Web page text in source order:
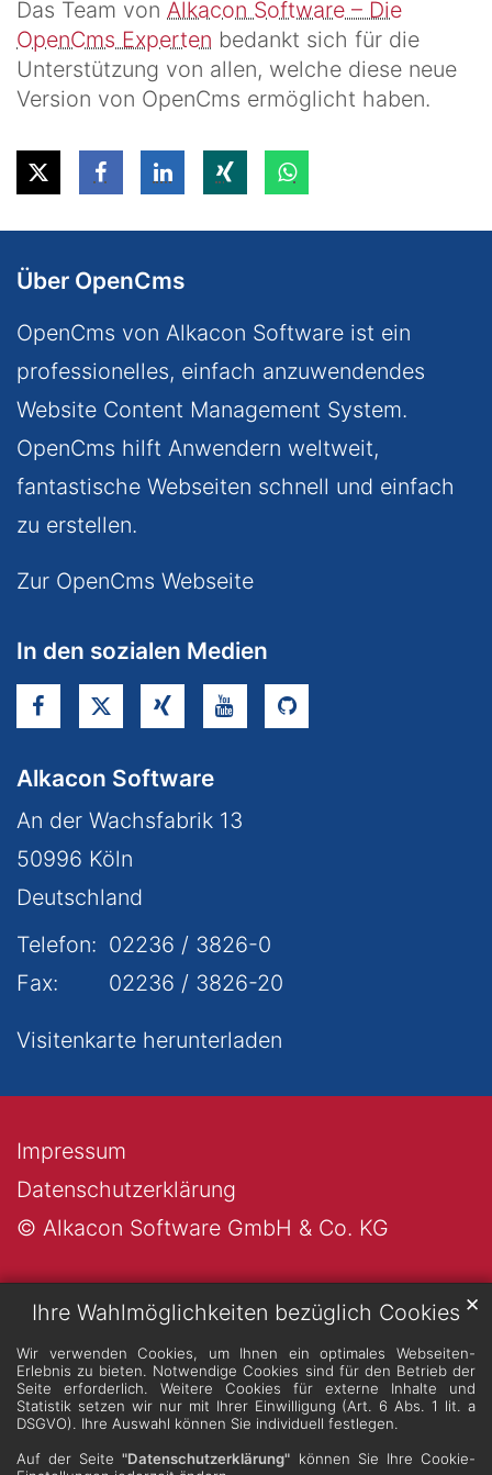
Ihre Wahlmöglichkeiten bezüglich Cookies
Wir verwenden Cookies, um Ihnen ein optimales Webseiten-
Erlebnis zu bieten. Notwendige Cookies sind für den Betrieb der
Seite erforderlich. Weitere Cookies für externe Inhalte und
Statistik setzen wir nur mit Ihrer Einwilligung (Art. 6 Abs. 1 lit. a
DSGVO). Ihre Auswahl können Sie individuell festlegen.
Auf der Seite"Datenschutzerklärung" können Sie Ihre Cookie-
✕
Das Team von Alkacon Software – Die
OpenCms Experten bedankt sich für die
Unterstützung von allen, welche diese neue
Version von OpenCms ermöglicht haben.
Über OpenCms
OpenCms von Alkacon Software ist ein
professionelles, einfach anzuwendendes
Website Content Management System.
OpenCms hilft Anwendern weltweit,
fantastische Webseiten schnell und einfach
zu erstellen.
Zur OpenCms Webseite
In den sozialen Medien
Alkacon Software
An der Wachsfabrik 13
50996 Köln
Deutschland
Telefon: 02236 / 3826-0
Fax:
02236 / 3826-20
Visitenkarte herunterladen
© Alkacon Software GmbH & Co. KG
Datenschutzerklärung
Impressum